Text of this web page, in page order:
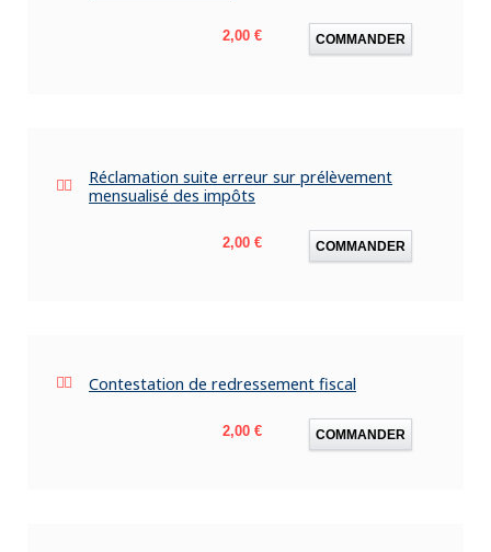
Prix
2,00 € COMMANDER
Réclamation suite erreur sur prélèvement
mensualisé des impôts
Prix
2,00 € COMMANDER
Contestation de redressement fiscal
Prix
2,00 € COMMANDER